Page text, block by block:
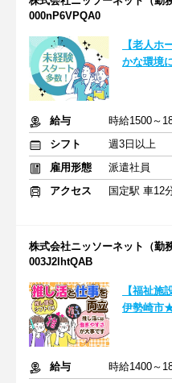
000nP6VPQA0
【老人
かな環境
給与
時給1500～
シフト
週3日以上
雇用形態
派遣社員
アクセス
国定駅 車12
株式会社ニッソーネット（勤
003J2lhtQAB
【福祉施
伊勢崎市
給与
時給1400～